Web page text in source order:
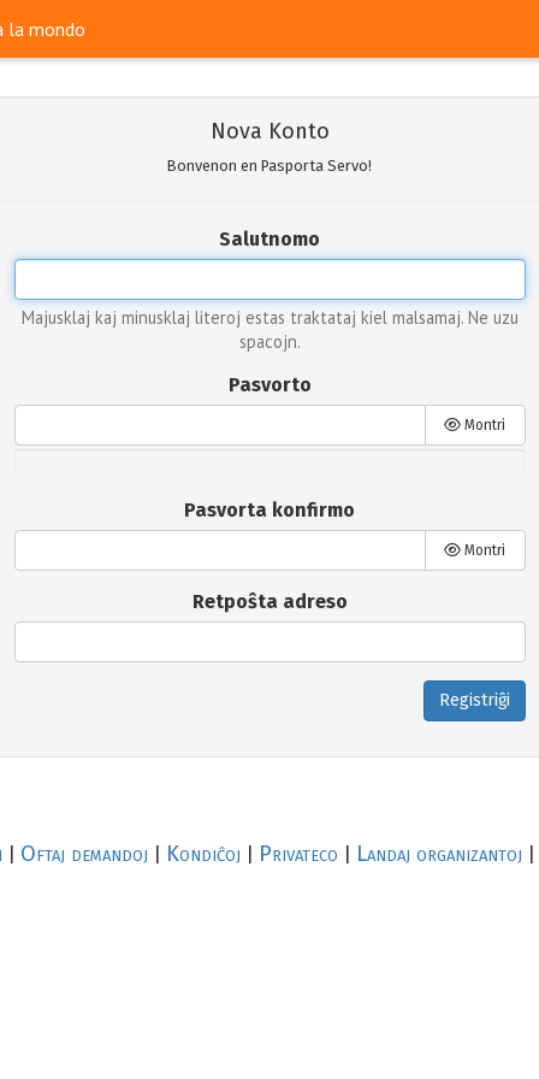
la mondo
Nova Konto
Bonvenon en Pasporta Servo!
Salutnomo
Majusklaj kaj minusklaj literoj estas traktataj kiel malsamaj. Ne uzu
spacojn.
Pasvorto
Montri
Pasvorta konfirmo
Montri
Retpoŝta adreso
Registriĝi
Oftaj demandoj Kondiĉoj Privateco Landaj organizantoj